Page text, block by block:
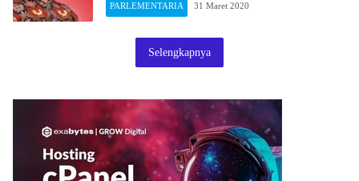
PARLEMENTARIA 31 Maret 2020
Selengkapnya